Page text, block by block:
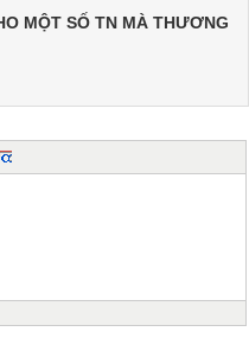
MỘT SỐ TN MÀ THƯƠNG